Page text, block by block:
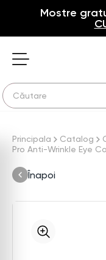
Mostre
Principala Catalog
Pro Anti-Wrinkle Eye
Înapoi